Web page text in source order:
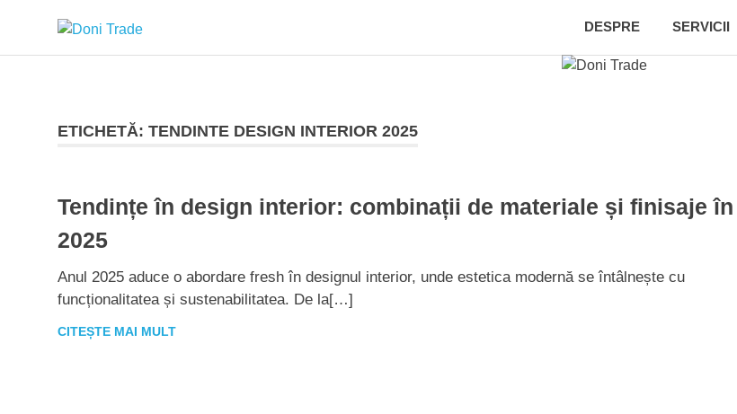
conținut
DESPRE SERVICII
ETICHETĂ: TENDINTE DESIGN INTERIOR 2025
Tendințe în design interior: combinații de materiale și finisaje în
2025
Anul 2025 aduce o abordare fresh în designul interior, unde estetica modernă se întâlnește cu
funcționalitatea și sustenabilitatea. De la[…]
CITEȘTE MAI MULT